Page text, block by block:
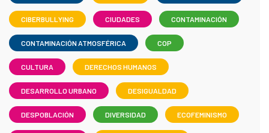
CIBERBULLYING CIUDADES CONTAMINACIÓN
CONTAMINACIÓN ATMOSFÉRICA COP
CULTURA DERECHOS HUMANOS
DESARROLLO URBANO DESIGUALDAD
DESPOBLACIÓN DIVERSIDAD ECOFEMINISMO